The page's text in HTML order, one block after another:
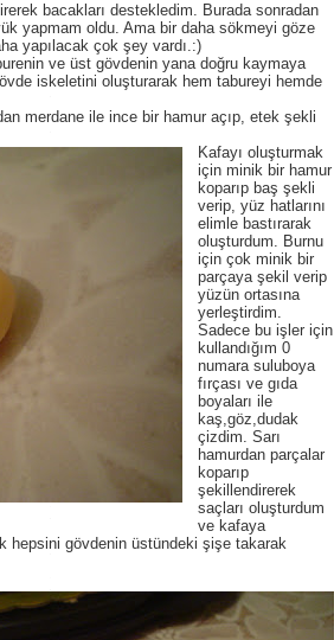
bacakları destekledim. Burada sonradan
yapmam oldu. Ama bir daha sökmeyi göze
yapılacak çok şey vardı.:)
ve üst gövdenin yana doğru kaymaya
iskeletini oluşturarak hem tabureyi hemde
merdane ile ince bir hamur açıp, etek şekli
Kafayı oluşturmak
için minik bir hamur
koparıp baş şekli
verip, yüz hatlarını
elimle bastırarak
oluşturdum. Burnu
için çok minik bir
parçaya şekil verip
yüzün ortasına
yerleştirdim.
Sadece bu işler için
kullandığım 0
numara suluboya
fırçası ve gıda
boyaları ile
kaş,göz,dudak
çizdim. Sarı
hamurdan parçalar
koparıp
şekillendirerek
saçları oluşturdum
ve kafaya
hepsini gövdenin üstündeki şişe takarak